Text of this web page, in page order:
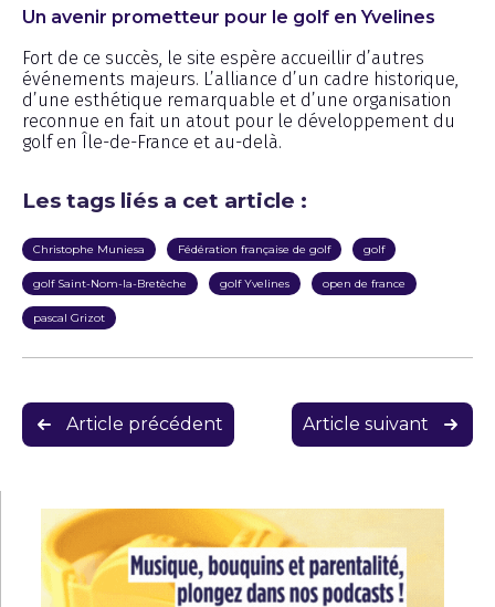
Un avenir prometteur pour le golf en Yvelines
Fort de ce succès, le site espère accueillir d’autres
événements majeurs. L’alliance d’un cadre historique,
d’une esthétique remarquable et d’une organisation
reconnue en fait un atout pour le développement du
golf en Île-de-France et au-delà.
Les tags liés a cet article :
Christophe Muniesa Fédération française de golf golf
golf Saint-Nom-la-Bretèche golf Yvelines open de france
pascal Grizot
Navigation
de
Article précédent Article suivant